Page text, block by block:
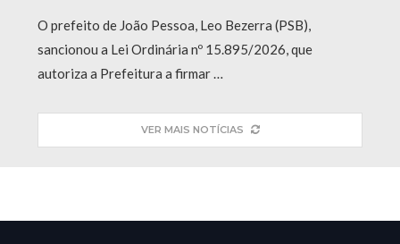
O prefeito de João Pessoa, Leo Bezerra (PSB),
sancionou a Lei Ordinária nº 15.895/2026, que
autoriza a Prefeitura a firmar …
VER MAIS NOTÍCIAS